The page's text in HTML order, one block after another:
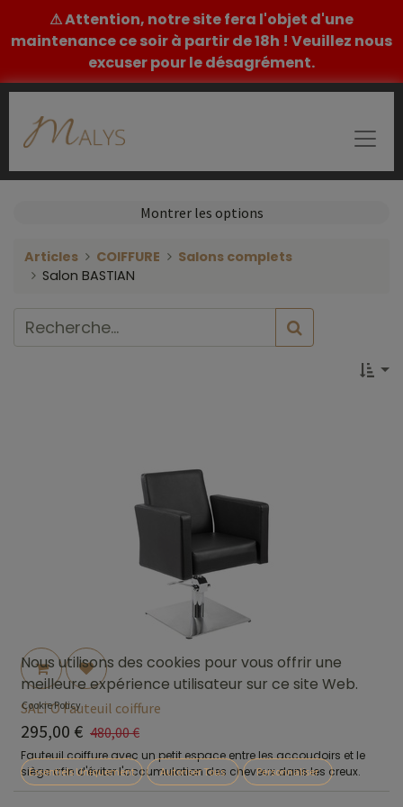
⚠ Attention, notre site fera l'objet d'une
maintenance ce soir à partir de 18h ! Veuillez nous
excuser pour le désagrément.
Montrer les options
Articles COIFFURE
Salons complets
Salon BASTIAN
SALTO Fauteuil coiffure
295,00 € 480,00€
Fauteuil coiffure avec un petit espace entre les accoudoirs et le
siège afin d'éviter l'accumulation des cheveux dans les creux.
Nous utilisons des cookies pour vous offrir une
meilleure expérience utilisateur sur ce site Web.
Cookie Policy
Essentiels Uniquement Autoriser Tous Personnaliser